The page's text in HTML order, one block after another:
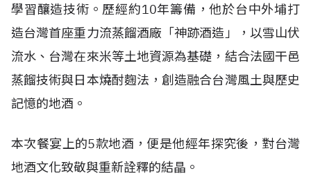
學習釀造技術。歷經約10年籌備，他於台中外埔打
造台灣首座重力流蒸餾酒廠「神跡酒造」，以雪山伏
流水、台灣在來米等土地資源為基礎，結合法國干邑
蒸餾技術與日本燒酎麴法，創造融合台灣風土與歷史
記憶的地酒。
本次餐宴上的5款地酒，便是他經年探究後，對台灣
地酒文化致敬與重新詮釋的結晶。